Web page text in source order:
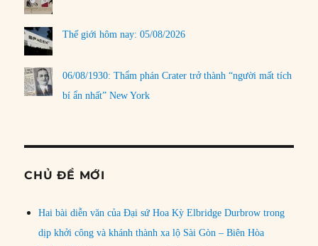
Thế giới hôm nay: 05/08/2026
06/08/1930: Thẩm phán Crater trở thành “người mất tích
bí ẩn nhất” New York
CHỦ ĐỀ MỚI
Hai bài diễn văn của Đại sứ Hoa Kỳ Elbridge Durbrow trong
dịp khởi công và khánh thành xa lộ Sài Gòn – Biên Hòa